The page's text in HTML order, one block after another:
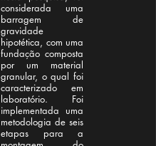
considerada uma
barragem de
gravidade
hipotética, com uma
fundação composta
por um material
granular, o qual foi
caracterizado em
laboratório. Foi
implementada uma
metodologia de seis
etapas para a